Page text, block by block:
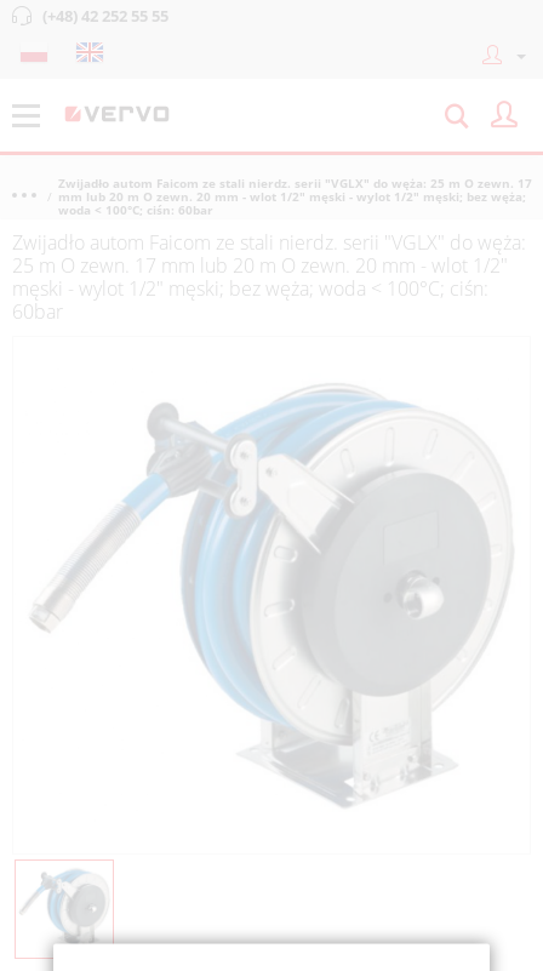
(+48) 42 252 55 55
Zwijadło autom Faicom ze stali nierdz. serii "VGLX" do węża: 25 m O zewn. 17
mm lub 20 m O zewn. 20 mm - wlot 1/2" męski - wylot 1/2" męski; bez węża;
woda < 100°C; ciśn: 60bar
Zwijadło autom Faicom ze stali nierdz. serii "VGLX" do węża:
25 m O zewn. 17 mm lub 20 m O zewn. 20 mm - wlot 1/2"
męski - wylot 1/2" męski; bez węża; woda < 100°C; ciśn:
60bar